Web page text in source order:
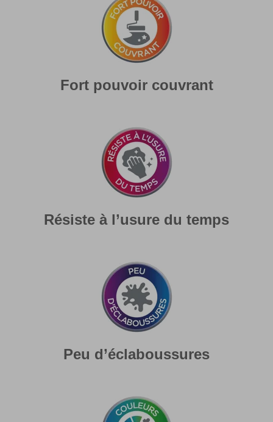
Fort pouvoir couvrant
Résiste à l’usure du temps
Peu d’éclaboussures